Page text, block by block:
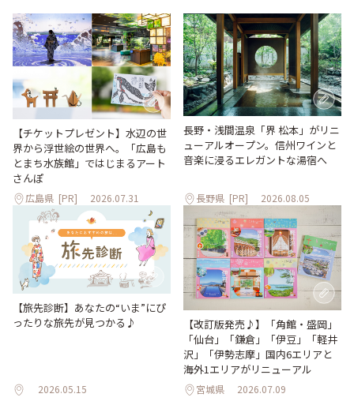
【チケットプレゼント】水辺の世
界から浮世絵の世界へ。「広島も
とまち水族館」ではじまるアート
さんぽ
広島県 [PR] 2026.07.31
長野・浅間温泉「界 松本」がリニ
ューアルオープン。信州ワインと
音楽に浸るエレガントな湯宿へ
長野県 [PR] 2026.08.05
【旅先診断】あなたの“いま”にぴ
ったりな旅先が見つかる♪
2026.05.15
【改訂版発売♪】「角館・盛岡」
「仙台」「鎌倉」「伊豆」「軽井
沢」「伊勢志摩」国内6エリアと
海外1エリアがリニューアル
宮城県 2026.07.09